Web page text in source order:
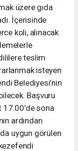
üzere gıda
İçerisinde
koli, alınacak
teslim
isteyen
Belediyesi’nin
Başvuru
sona
ardından
uygun görülen